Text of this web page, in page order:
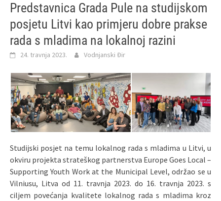
Predstavnica Grada Pule na studijskom
posjetu Litvi kao primjeru dobre prakse
rada s mladima na lokalnoj razini
24. travnja 2023. Vodnjanski Đir
Studijski posjet na temu lokalnog rada s mladima u Litvi, u
okviru projekta strateškog partnerstva Europe Goes Local –
Supporting Youth Work at the Municipal Level, održao se u
Vilniusu, Litva od 11. travnja 2023. do 16. travnja 2023. s
ciljem povećanja kvalitete lokalnog rada s mladima kroz